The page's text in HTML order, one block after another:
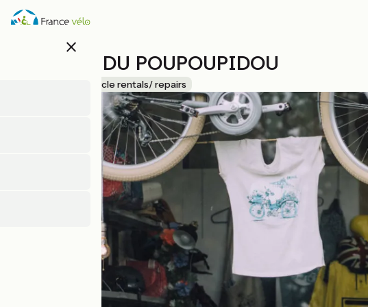
Direkt
zum
close
L'ATELIER DU POUPOUPIDOU
Bicycle rentals/ repairs